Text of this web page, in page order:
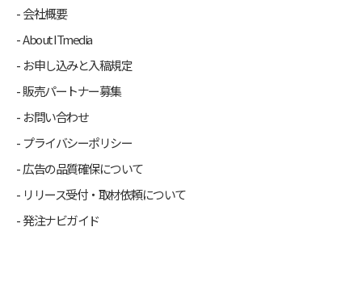
会社概要
About ITmedia
お申し込みと入稿規定
販売パートナー募集
お問い合わせ
プライバシーポリシー
広告の品質確保について
リリース受付・取材依頼について
発注ナビガイド